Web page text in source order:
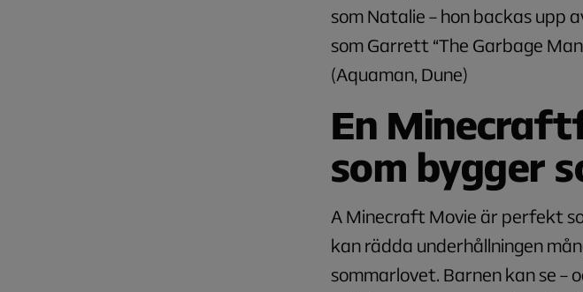
som Natalie – hon backas upp
som Garrett “The Garbage
(Aquaman, Dune)
En
som bygger
A Minecraft Movie är perfekt
kan rädda underhållningen
sommarlovet. Barnen kan se –